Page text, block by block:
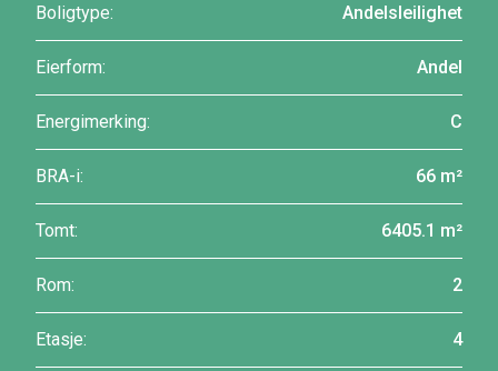
Boligtype: Andelsleilighet
Eierform: Andel
Energimerking: C
BRA-i: 66 m²
Tomt: 6405.1 m²
Rom: 2
Etasje: 4